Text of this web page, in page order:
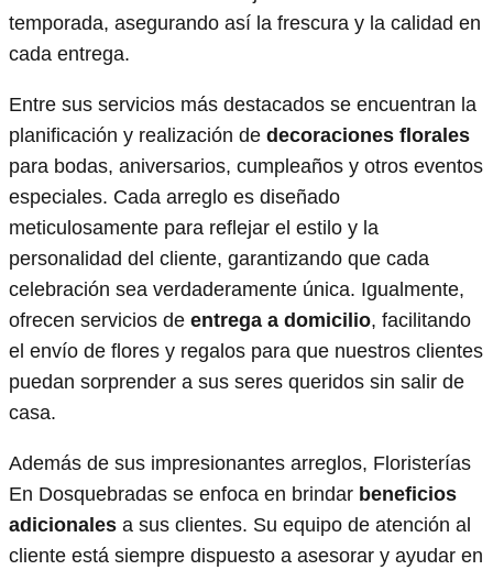
temporada, asegurando así la frescura y la calidad en
cada entrega.
Entre sus servicios más destacados se encuentran la
planificación y realización de decoraciones florales
para bodas, aniversarios, cumpleaños y otros eventos
especiales. Cada arreglo es diseñado
meticulosamente para reflejar el estilo y la
personalidad del cliente, garantizando que cada
celebración sea verdaderamente única. Igualmente,
ofrecen servicios de entrega a domicilio, facilitando
el envío de flores y regalos para que nuestros clientes
puedan sorprender a sus seres queridos sin salir de
casa.
Además de sus impresionantes arreglos, Floristerías
En Dosquebradas se enfoca en brindar beneficios
adicionales a sus clientes. Su equipo de atención al
cliente está siempre dispuesto a asesorar y ayudar en